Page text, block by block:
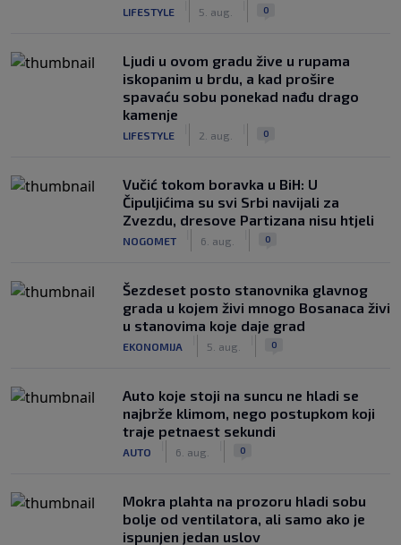
LIFESTYLE 5. aug. 0
Ljudi u ovom gradu žive u rupama
iskopanim u brdu, a kad prošire
spavaću sobu ponekad nađu drago
kamenje
LIFESTYLE 2. aug. 0
Vučić tokom boravka u BiH: U
Čipuljićima su svi Srbi navijali za
Zvezdu, dresove Partizana nisu htjeli
NOGOMET 6. aug. 0
Šezdeset posto stanovnika glavnog
grada u kojem živi mnogo Bosanaca živi
u stanovima koje daje grad
EKONOMIJA 5. aug. 0
Auto koje stoji na suncu ne hladi se
najbrže klimom, nego postupkom koji
traje petnaest sekundi
AUTO 6. aug. 0
Mokra plahta na prozoru hladi sobu
bolje od ventilatora, ali samo ako je
ispunjen jedan uslov